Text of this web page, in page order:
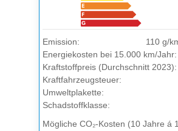
Emission:
110 g/
Energiekosten bei 15.000 km/Jahr:
Kraftstoffpreis (Durchschnitt 2023):
Kraftfahrzeugsteuer:
Umweltplakette:
Schadstoffklasse:
Mögliche CO₂-Kosten (10 Jahre á